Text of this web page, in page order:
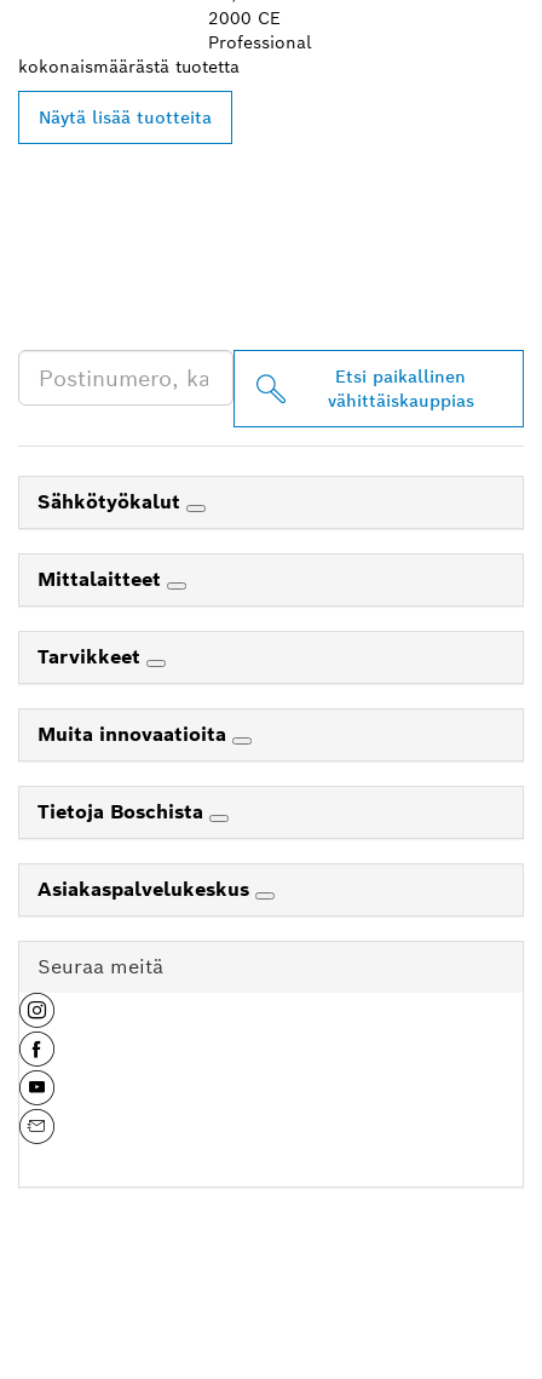
2000 CE
Professional
kokonaismäärästä tuotetta
Näytä lisää tuotteita
Etsi paikallinen
vähittäiskauppias
Sähkötyökalut
Mittalaitteet
Tarvikkeet
Muita innovaatioita
Tietoja Boschista
Asiakaspalvelukeskus
Seuraa meitä